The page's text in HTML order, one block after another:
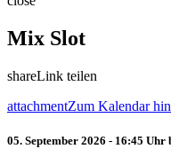
Mix Slot
shareLink teilen
attachmentZum Kalendar
05. September 2026 - 16:45 Uhr